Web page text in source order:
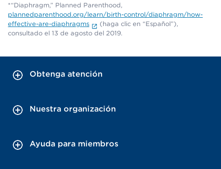
*“Diaphragm,” Planned Parenthood,
plannedparenthood.org/learn/birth-control/diaphragm/how-
effective-are-diaphragms
(haga clic en “Español”),
consultado el 13 de agosto del 2019.
Obtenga atención
Nuestra organización
Ayuda para miembros